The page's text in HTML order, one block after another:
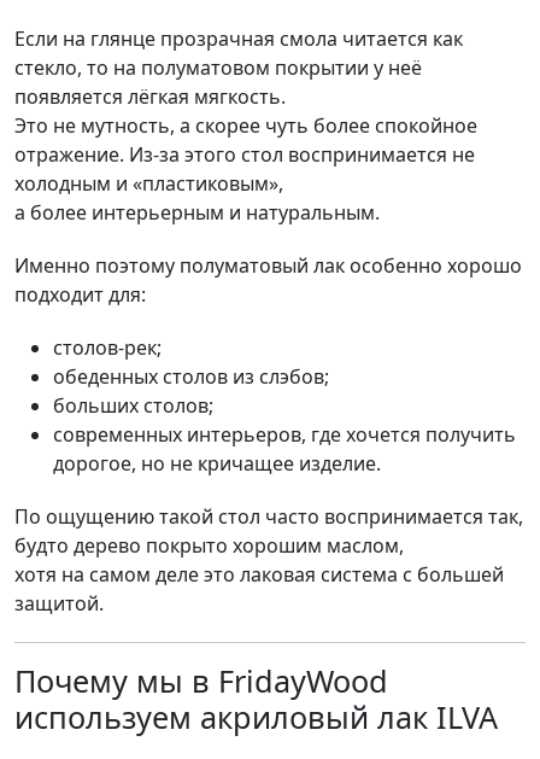
Если на глянце прозрачная смола читается как
стекло, то на полуматовом покрытии у неё
появляется лёгкая мягкость.
Это не мутность, а скорее чуть более спокойное
отражение. Из-за этого стол воспринимается не
холодным и «пластиковым»,
а более интерьерным и натуральным.
Именно поэтому полуматовый лак особенно хорошо
подходит для:
столов-рек;
обеденных столов из слэбов;
больших столов;
современных интерьеров, где хочется получить
дорогое, но не кричащее изделие.
По ощущению такой стол часто воспринимается так,
будто дерево покрыто хорошим маслом,
хотя на самом деле это лаковая система с большей
защитой.
Почему мы в FridayWood
используем акриловый лак ILVA